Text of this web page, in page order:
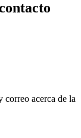
acerca de la